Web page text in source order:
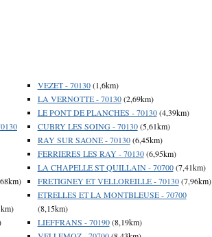
VEZET - 70130(1,6km)
LA VERNOTTE - 70130(2,69km)
LE PONT DE PLANCHES - 70130(4,39km)
CUBRY LES SOING - 70130(5,61km)
RAY SUR SAONE - 70130(6,45km)
FERRIERES LES RAY - 70130(6,95km)
LA CHAPELLE ST QUILLAIN - 70700(7,41km)
FRETIGNEY ET VELLOREILLE - 70130(7,96km)
ETRELLES ET LA MONTBLEUSE - 70700
(8,15km)
LIEFFRANS - 70190(8,19km)